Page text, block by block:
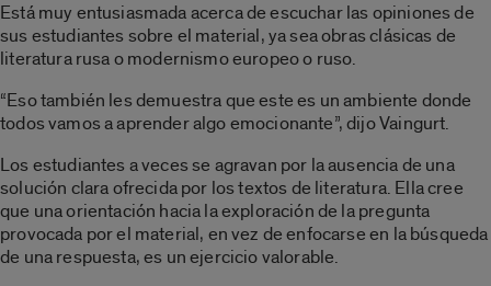
Está muy entusiasmada acerca de escuchar las opiniones de
sus estudiantes sobre el material, ya sea obras clásicas de
literatura rusa o modernismo europeo o ruso.
“Eso también les demuestra que este es un ambiente donde
todos vamos a aprender algo emocionante”, dijo Vaingurt.
Los estudiantes a veces se agravan por la ausencia de una
solución clara ofrecida por los textos de literatura. Ella cree
que una orientación hacia la exploración de la pregunta
provocada por el material, en vez de enfocarse en la búsqueda
de una respuesta, es un ejercicio valorable.